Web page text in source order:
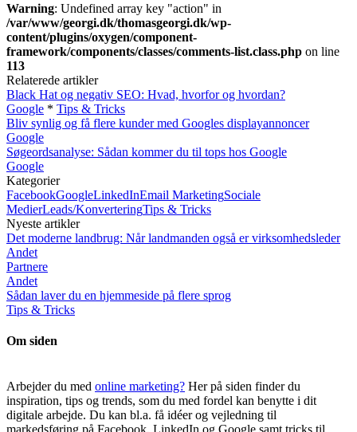
Warning: Undefined array key "action" in
/var/www/georgi.dk/thomasgeorgi.dk/wp-
content/plugins/oxygen/component-
framework/components/classes/comments-list.class.php on line
113
Relaterede artikler
Black Hat og negativ SEO: Hvad, hvorfor og hvordan?
Google * Tips & Tricks
Bliv synlig og få flere kunder med Googles displayannoncer
Google
Søgeordsanalyse: Sådan kommer du til tops hos Google
Google
Kategorier
FacebookGoogleLinkedInEmail MarketingSociale
MedierLeads/KonverteringTips & Tricks
Nyeste artikler
Det moderne landbrug: Når landmanden også er virksomhedsleder
Andet
Partnere
Andet
Sådan laver du en hjemmeside på flere sprog
Tips & Tricks
Om siden
Arbejder du med online marketing? Her på siden finder du
inspiration, tips og trends, som du med fordel kan benytte i dit
digitale arbejde. Du kan bl.a. få idéer og vejledning til